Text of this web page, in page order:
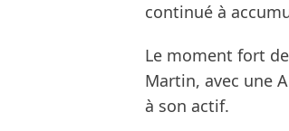
continué à
Le moment fort
Martin, avec une
à son actif.